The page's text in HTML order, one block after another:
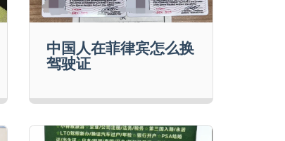
中国人在菲律宾怎么换
驾驶证